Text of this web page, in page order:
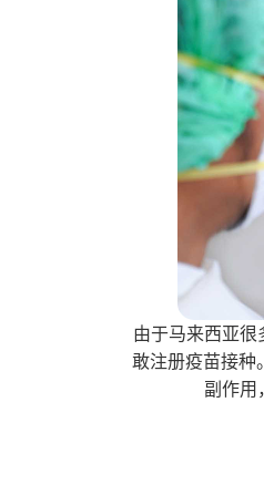
由于马来西亚
敢注册疫苗接
副作用